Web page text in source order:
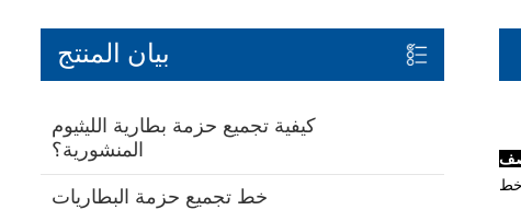
بيان المنتج
كيفية تجميع حزمة بطارية الليثيوم
المنشورية؟
خط تجميع حزمة البطاريات
خط